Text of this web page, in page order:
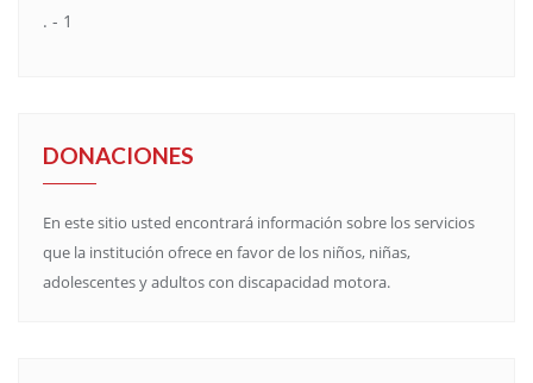
. - 1
DONACIONES
En este sitio usted encontrará información sobre los servicios
que la institución ofrece en favor de los niños, niñas,
adolescentes y adultos con discapacidad motora.